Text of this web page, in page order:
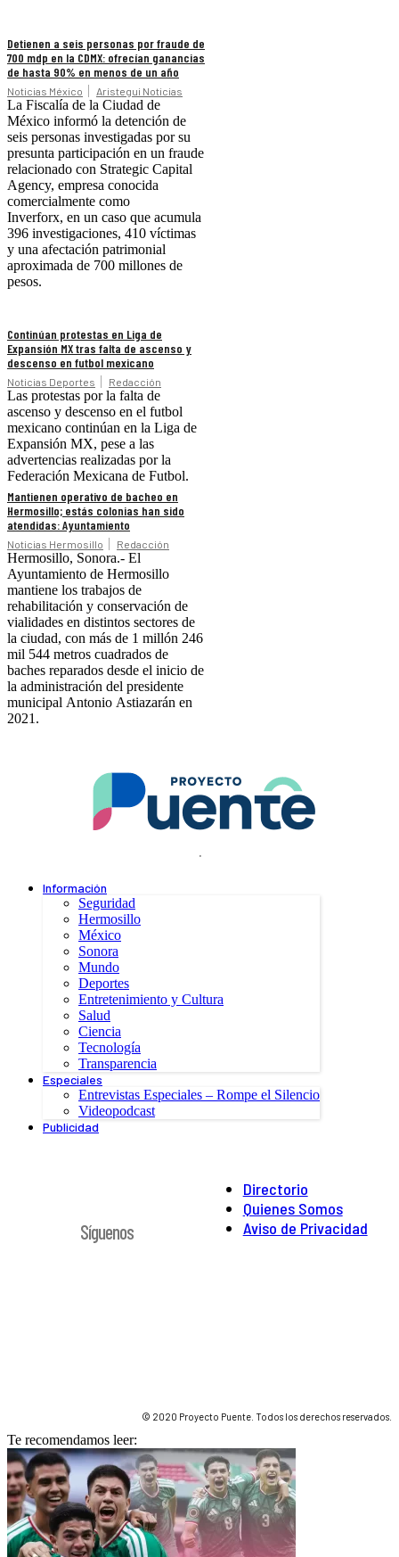
Detienen a seis personas por fraude de
700 mdp en la CDMX: ofrecían ganancias
de hasta 90% en menos de un año
Noticias México Aristegui Noticias
La Fiscalía de la Ciudad de
México informó la detención de
seis personas investigadas por su
presunta participación en un fraude
relacionado con Strategic Capital
Agency, empresa conocida
comercialmente como
Inverforx, en un caso que acumula
396 investigaciones, 410 víctimas
y una afectación patrimonial
aproximada de 700 millones de
pesos.
Continúan protestas en Liga de
Expansión MX tras falta de ascenso y
descenso en futbol mexicano
Noticias Deportes Redacción
Las protestas por la falta de
ascenso y descenso en el futbol
mexicano continúan en la Liga de
Expansión MX, pese a las
advertencias realizadas por la
Federación Mexicana de Futbol.
Mantienen operativo de bacheo en
Hermosillo; estás colonias han sido
atendidas: Ayuntamiento
Noticias Hermosillo Redacción
Hermosillo, Sonora.- El
Ayuntamiento de Hermosillo
mantiene los trabajos de
rehabilitación y conservación de
vialidades en distintos sectores de
la ciudad, con más de 1 millón 246
mil 544 metros cuadrados de
baches reparados desde el inicio de
la administración del presidente
municipal Antonio Astiazarán en
2021.
.
Información
Seguridad
Hermosillo
México
Sonora
Mundo
Deportes
Entretenimiento y Cultura
Salud
Ciencia
Tecnología
Transparencia
Especiales
Entrevistas Especiales – Rompe el Silencio
Videopodcast
Publicidad
Directorio
Quienes Somos
Aviso de Privacidad
Síguenos
© 2020 Proyecto Puente. Todos los derechos reservados.
Te recomendamos leer: